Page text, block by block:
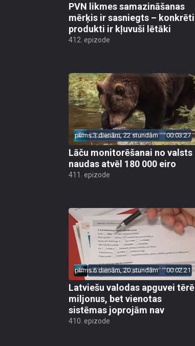
PVN likmes samazināšanas
mērķis ir sasniegts – konkrēti
produkti ir kļuvuši lētāki
412. epizode
pirms 3 dienām, 22 stundām 00:03:27
Lāču monitorēšanai no valsts
naudas atvēl 180 000 eiro
411. epizode
pirms 6 dienām, 20 stundām 00:02:21
Latviešu valodas apguvei tērē
miljonus, bet vienotas
sistēmas joprojām nav
410. epizode